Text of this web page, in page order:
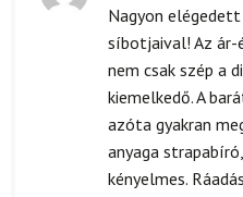
Nagyon elégedett
síbotjaival! Az ár-
nem csak szép a
kiemelkedő. A
azóta gyakran
anyaga
kényelmes.